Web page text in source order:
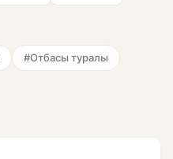
#Отбасы туралы